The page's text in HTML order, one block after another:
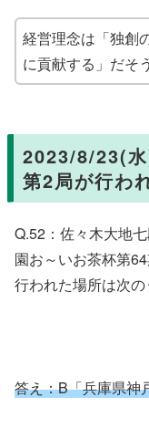
経営理念は「独創
に貢献する」だそ
2023/8/23(
第2局が行わ
Q.52：佐々木大地
園お～いお茶杯第
行われた場所は次
答え：B「兵庫県神